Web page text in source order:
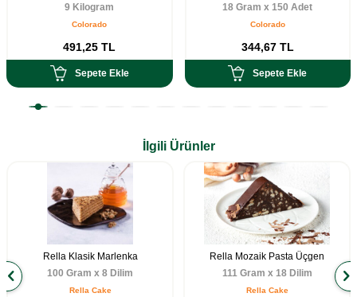
9 Kilogram
Colorado
491,25 TL
Sepete Ekle
18 Gram x 150 Adet
Colorado
344,67TL
Sepete Ekle
İlgili Ürünler
Rella Klasik Marlenka
100 Gram x 8 Dilim
Rella Cake
Rella Mozaik Pasta Üçgen
111 Gram x 18 Dilim
Rella Cake